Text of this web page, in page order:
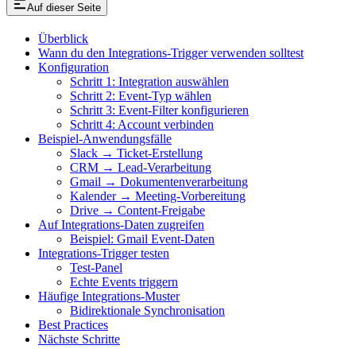
Auf dieser Seite
Überblick
Wann du den Integrations-Trigger verwenden solltest
Konfiguration
Schritt 1: Integration auswählen
Schritt 2: Event-Typ wählen
Schritt 3: Event-Filter konfigurieren
Schritt 4: Account verbinden
Beispiel-Anwendungsfälle
Slack → Ticket-Erstellung
CRM → Lead-Verarbeitung
Gmail → Dokumentenverarbeitung
Kalender → Meeting-Vorbereitung
Drive → Content-Freigabe
Auf Integrations-Daten zugreifen
Beispiel: Gmail Event-Daten
Integrations-Trigger testen
Test-Panel
Echte Events triggern
Häufige Integrations-Muster
Bidirektionale Synchronisation
Best Practices
Nächste Schritte